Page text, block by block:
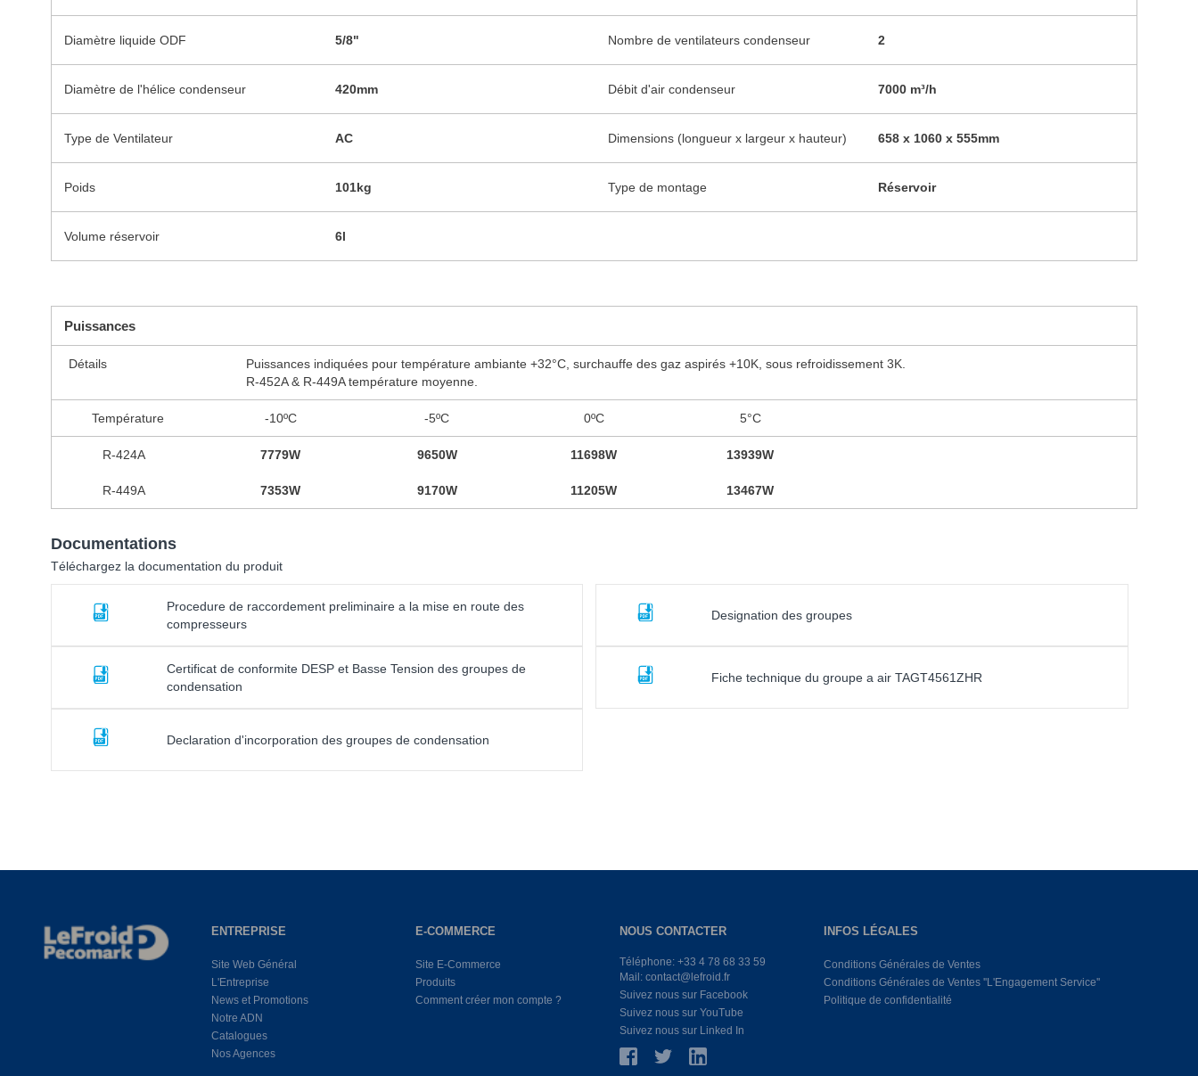
Diamètre liquide ODF 5/8" Nombre de ventilateurs condenseur 2
Diamètre de l'hélice condenseur 420mm Débit d'air condenseur 7000 m³/h
Type de Ventilateur AC Dimensions (longueur x largeur x hauteur) 658 x 1060 x 555mm
Poids 101kg Type de montage Réservoir
Volume réservoir 6l
Puissances
Détails
Puissances indiquées pour température ambiante +32°C, surchauffe des gaz aspirés +10K, sous refroidissement 3K.
R-452A & R-449A température moyenne.
Température -10ºC -5ºC 0ºC 5°C
R-424A
R-449A
7779W
7353W
9650W
9170W
11698W
11205W
13939W
13467W
Documentations
Téléchargez la documentation du produit
Procedure de raccordement preliminaire a la mise en route des
compresseurs
Designation des groupes
Certificat de conformite DESP et Basse Tension des groupes de
condensation
Fiche technique du groupe a air TAGT4561ZHR
Declaration d'incorporation des groupes de condensation
ENTREPRISE
Site Web Général
L'Entreprise
News et Promotions
Notre ADN
Catalogues
Nos Agences
E-COMMERCE
Site E-Commerce
Produits
Comment créer mon compte ?
NOUS CONTACTER
Téléphone: +33 4 78 68 33 59
Mail: contact@lefroid.fr
Suivez nous sur Facebook
Suivez nous sur YouTube
Suivez nous sur Linked In
INFOS LÉGALES
Conditions Générales de Ventes
Conditions Générales de Ventes ''L'Engagement Service''
Politique de confidentialité